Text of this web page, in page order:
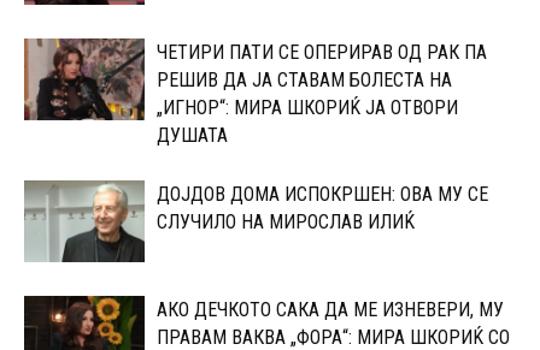
ЧЕТИРИ ПАТИ СЕ ОПЕРИРАВ ОД РАК ПА
РЕШИВ ДА ЈА СТАВАМ БОЛЕСТА НА
„ИГНОР“: МИРА ШКОРИЌ ЈА ОТВОРИ
ДУШАТА
ДОЈДОВ ДОМА ИСПОКРШЕН: ОВА МУ СЕ
СЛУЧИЛО НА МИРОСЛАВ ИЛИЌ
АКО ДЕЧКОТО САКА ДА МЕ ИЗНЕВЕРИ, МУ
ПРАВАМ ВАКВА „ФОРА“: МИРА ШКОРИЌ СО